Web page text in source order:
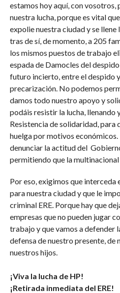
estamos hoy aquí, con vosotros,
nuestra lucha, porque es vital
expolie nuestra ciudad y se
tras de sí, de momento, a 205
los mismos puestos de trabajo
espada de Damocles del
futuro incierto, entre el despido y
precarización. No podemos
damos todo nuestro apoyo y
podáis resistir la lucha, llenando
Resistencia de solidaridad, para
huelga por motivos económicos.
denunciar la actitud del
permitiendo que la
Por eso, exigimos que interceda
para nuestra ciudad y que le
criminal ERE. Porque hay que
empresas que no pueden jugar
trabajo y que vamos a defender
defensa de nuestro presente, de
nuestros hijos.
¡Viva la lucha de HP!
¡Retirada inmediata del ERE!